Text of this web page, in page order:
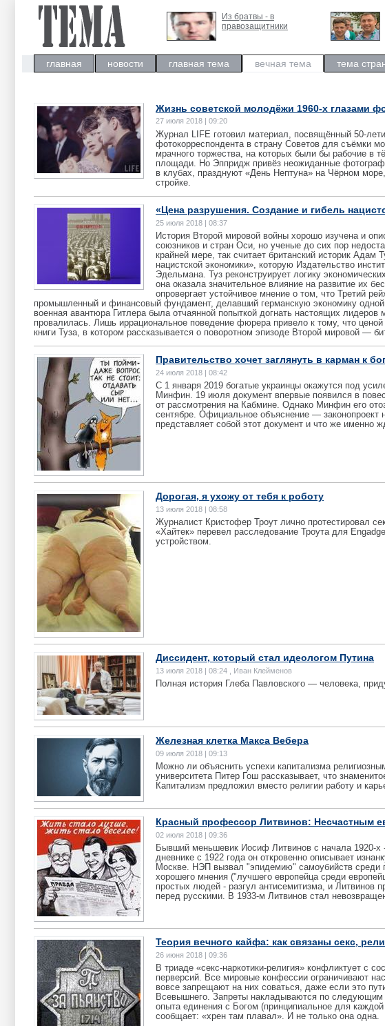
Из братвы - в
правозащитники
главная новости главная тема вечная тема тема
Жизнь советской молодёжи 1960-х глазами
27 июля 2018 | 09:20
Журнал LIFE готовил материал, посвящённый 50-
фотокорреспондента в страну Советов для съёмки
мрачного торжества, на которых были бы рабочие в
площади. Но Эппридж привёз неожиданные
в клубах, празднуют «День Нептуна» на Чёрном
стройке.
«Цена разрушения. Создание и гибель
25 июля 2018 | 08:37
История Второй мировой войны хорошо изучена и
союзников и стран Оси, но ученые до сих пор
крайней мере, так считает британский историк Адам
нацистской экономики», которую Издательство
Эдельмана. Туз реконструирует логику
она оказала значительное влияние на развитие их
опровергает устойчивое мнение о том, что Третий
промышленный и финансовый фундамент, делавший германскую экономику
военная авантюра Гитлера была отчаянной попыткой догнать настоящих
провалилась. Лишь иррациональное поведение фюрера привело к тому, что
книги Туза, в котором рассказывается о поворотном эпизоде Второй мировой —
Правительство хочет заглянуть в карман к
24 июля 2018 | 08:42
С 1 января 2019 богатые украинцы окажутся под
Минфин. 19 июля документ впервые появился в
от рассмотрения на Кабмине. Однако Минфин его
сентябре. Официальное объяснение —
представляет собой этот документ и что же именно
Дорогая, я ухожу от тебя к роботу
13 июля 2018 | 08:58
Журналист Кристофер Троут лично протестировал
«Хайтек» перевел расследование Троута для
устройством.
Диссидент, который стал идеологом Путина
13 июля 2018 | 08:24 , Иван Клейменов
Полная история Глеба Павловского — человека,
Железная клетка Макса Вебера
09 июля 2018 | 09:13
Можно ли объяснить успехи капитализма
университета Питер Гош рассказывает, что
Капитализм предложил вместо религии работу и
Красный профессор Литвинов: Несчастным
02 июля 2018 | 09:36
Бывший меньшевик Иосиф Литвинов с начала 1920-х
дневнике с 1922 года он откровенно описывает
Москве. НЭП вызвал "эпидемию" самоубийств
хорошего мнения ("лучшего европейца среди
простых людей - разгул антисемитизма, и Литвинов
перед русскими. В 1933-м Литвинов стал
Теория вечного кайфа: как связаны секс,
26 июня 2018 | 09:36
В триаде «секс-наркотики-религия» конфликтует с
перверсий. Все мировые конфессии ограничивают
вовсе запрещают на них соваться, даже если это
Всевышнего. Запреты накладываются по следующим
опыта единения с Богом (принципиальное для
сообщает: «хрен там плавал». И не только она одна.